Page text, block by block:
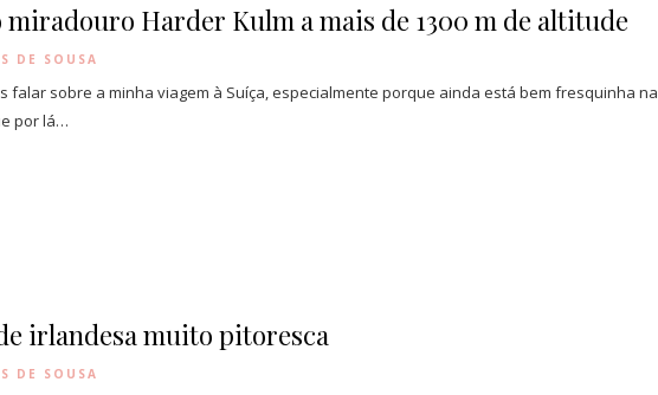
miradouro Harder Kulm a mais de 1300 m de altitude
DE SOUSA
falar sobre a minha viagem à Suíça, especialmente porque ainda está bem fresquinha na
por lá…
irlandesa muito pitoresca
DE SOUSA